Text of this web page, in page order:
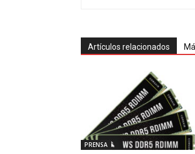
Artículos relacionados
PRENSA